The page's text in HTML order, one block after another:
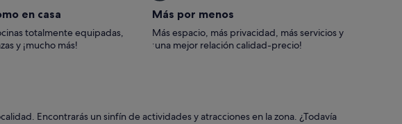
en casa
totalmente equipadas,
y ¡mucho más!
Más por menos
Más espacio, más privacidad, más servicios y
¡una mejor relación calidad-precio!
Encontrarás un sinfín de actividades y atracciones en la zona. ¿Todavía